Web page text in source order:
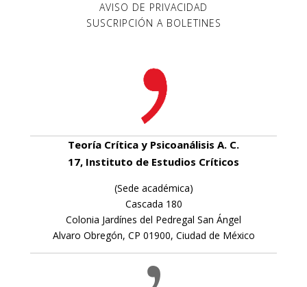
AVISO DE PRIVACIDAD
SUSCRIPCIÓN A BOLETINES
Teoría Crítica y Psicoanálisis A. C.
17, Instituto de Estudios Críticos
(Sede académica)
Cascada 180
Colonia Jardínes del Pedregal San Ángel
Alvaro Obregón, CP 01900, Ciudad de México